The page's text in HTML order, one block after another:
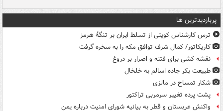
پربازدیدترین ها
ترس کارشناس کویتی از تسلط ایران بر تنگۀ هرمز
کاریکاتور/ کمال شرف توافق مکه را به سخره گرفت
نقشه کشی برای فتنه و اصرار بر دروغ
طبیعت بکر جاده اسالم به خلخال
شکار تمساح در مالزی
پشت پرده تغییر سرمربی تراکتور
واکنش عربستان و قطر به بیانیه شورای امنیت درباره یمن